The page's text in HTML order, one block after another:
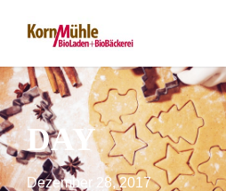
DAY
Dezember 28, 2017